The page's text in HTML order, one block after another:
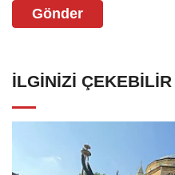
Gönder
İLGINIZI ÇEKEBILIR